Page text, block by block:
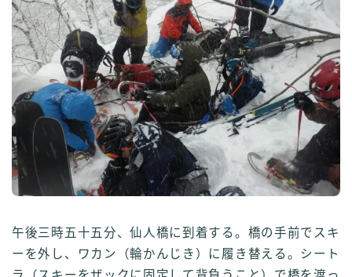
午後三時五十五分、仙人橋に到着する。橋の手前でスキ
ーを外し、ワカン（輪かんじき）に履き替える。シート